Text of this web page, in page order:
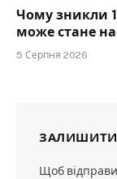
Чому зникли
може стане
5 Серпня 2026
ЗАЛИШИТИ
Щоб